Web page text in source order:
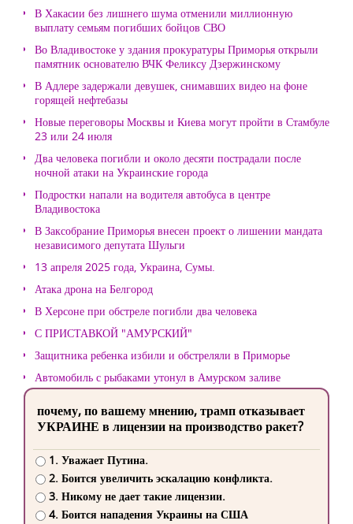
В Хакасии без лишнего шума отменили миллионную
выплату семьям погибших бойцов СВО
Во Владивостоке у здания прокуратуры Приморья открыли
памятник основателю ВЧК Феликсу Дзержинскому
В Адлере задержали девушек, снимавших видео на фоне
горящей нефтебазы
Новые переговоры Москвы и Киева могут пройти в Стамбуле
23 или 24 июля
Два человека погибли и около десяти пострадали после
ночной атаки на Украинские города
Подростки напали на водителя автобуса в центре
Владивостока
В Заксобрание Приморья внесен проект о лишении мандата
независимого депутата Шульги
13 апреля 2025 года, Украина, Сумы.
Атака дрона на Белгород
В Херсоне при обстреле погибли два человека
С ПРИСТАВКОЙ "АМУРСКИЙ"
Защитника ребенка избили и обстреляли в Приморье
Автомобиль с рыбаками утонул в Амурском заливе
почему, по вашему мнению, трамп отказывает
УКРАИНЕ в лицензии на производство ракет?
1. Уважает Путина.
2. Боится увеличить эскалацию конфликта.
3. Никому не дает такие лицензии.
4. Боится нападения Украины на США